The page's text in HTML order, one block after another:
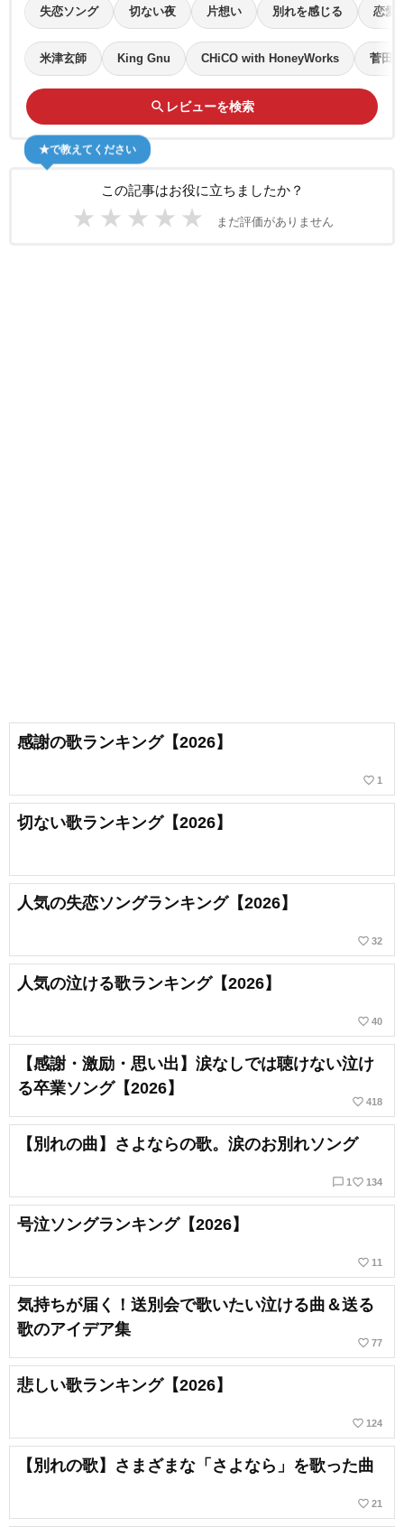
失恋ソング 切ない夜 片想い 別れを感じる 恋愛
米津玄師 King Gnu CHiCO with HoneyWorks 菅田
search レビューを検索
この記事はお役に立ちましたか？
★ ★ ★ ★ ★ まだ評価がありません
★で教えてください
感謝の歌ランキング【2026】
favorite_border 1
切ない歌ランキング【2026】
人気の失恋ソングランキング【2026】
favorite_border 32
人気の泣ける歌ランキング【2026】
favorite_border 40
【感謝・激励・思い出】涙なしでは聴けない泣け
る卒業ソング【2026】
favorite_border 418
【別れの曲】さよならの歌。涙のお別れソング
chat_bubble_outline 1 favorite_border 134
号泣ソングランキング【2026】
favorite_border 11
気持ちが届く！送別会で歌いたい泣ける曲＆送る
歌のアイデア集
favorite_border 77
悲しい歌ランキング【2026】
favorite_border 124
【別れの歌】さまざまな「さよなら」を歌った曲
favorite_border 21